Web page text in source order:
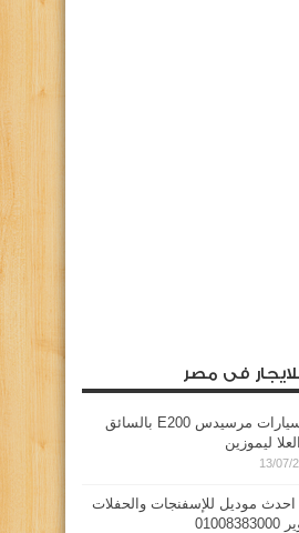
فى مصر
تأجير سيارات مرسيدس E200 بالسائق
13/07/
موديل للإسفنجات والحفلات